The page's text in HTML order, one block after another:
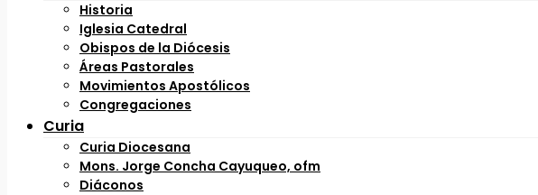
Historia
Iglesia Catedral
Obispos de la Diócesis
Áreas Pastorales
Movimientos Apostólicos
Congregaciones
Curia
Curia Diocesana
Mons. Jorge Concha Cayuqueo, ofm
Diáconos